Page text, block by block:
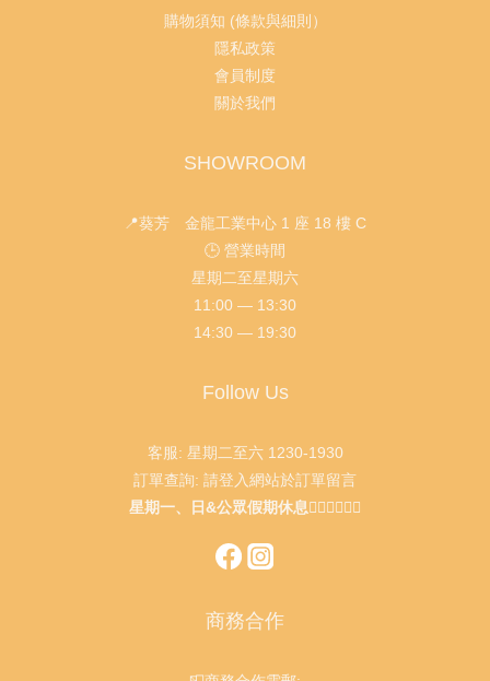
購物須知 (條款與細則）
隱私政策
會員制度
關於我們
SHOWROOM
📍葵芳 金龍工業中心 1 座 18 樓 C
🕒 營業時間
星期二至星期六
11:00 — 13:30
14:30 — 19:30
Follow Us
客服: 星期二至六 1230-1930
訂單查詢: 請登入網站於訂單留言
星期一、日&公眾假期休息🙇🏻‍♂️🙇🏻‍♀️
商務合作